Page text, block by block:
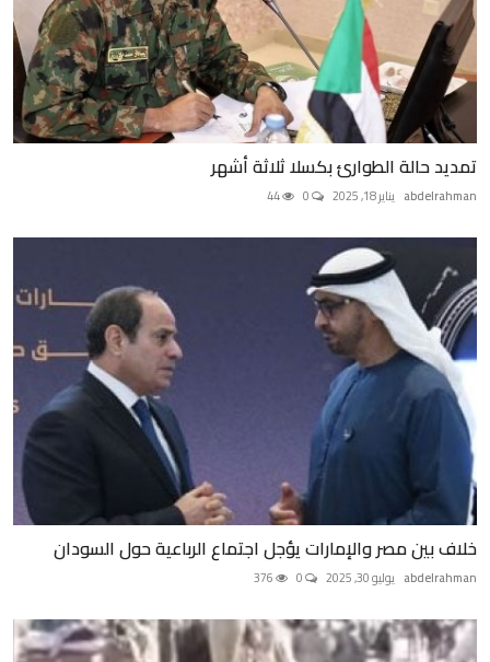
تمديد حالة الطوارئ بكسلا ثلاثة أشهر
abdelrahman يناير 18, 2025
خلاف بين مصر والإمارات يؤجل اجتماع الرباعية حول السودان
abdelrahman يوليو 30, 2025